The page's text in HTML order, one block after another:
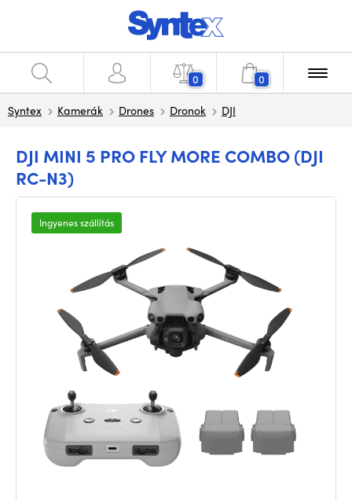
0 0
Syntex Kamerák Drones Dronok DJI
DJI MINI 5 PRO FLY MORE COMBO (DJI
RC-N3)
Ingyenes szállítás